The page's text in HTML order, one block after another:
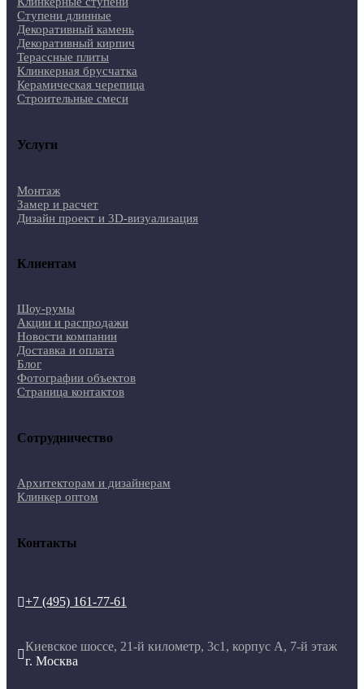
Ступени длинные
Декоративный камень
Декоративный кирпич
Терассные плиты
Клинкерная брусчатка
Керамическая черепица
Строительные смеси
Услуги
Монтаж
Замер и расчет
Дизайн проект и 3D-визуализация
Клиентам
Шоу-румы
Акции и распродажи
Новости компании
Доставка и оплата
Блог
Фотографии объектов
Страница контактов
Сотрудничество
Архитекторам и дизайнерам
Клинкер оптом
Контакты
+7 (495) 161-77-61

Киевское шоссе, 21-й километр, 3с1, корпус А, 7-й этаж
г. Москва